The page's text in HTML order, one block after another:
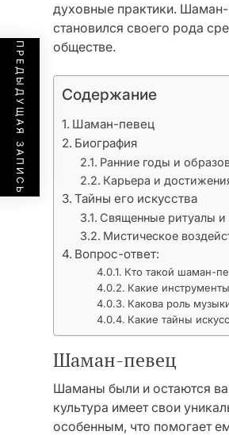
духовные практики.
становился своего рода
обществе.
Содержание
Шаман-певец
Биография
Ранние годы и
Карьера и
Тайны его искусства
Священные ритуалы
Мистическое
Вопрос-ответ:
Кто такой шаман-
Какие
Какова роль
Какие тайны
Шаман-певец
Шаманы были и остаются
культура имеет свои
особенным, что помогает
ПРЕДЫДУЩАЯ ЗАПИСЬ